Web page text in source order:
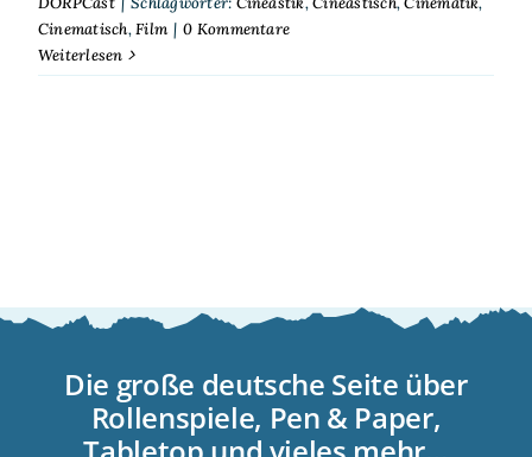
Cinematisch,Film | 0 Kommentare
Weiterlesen
Die große deutsche Seite über
Rollenspiele, Pen & Paper,